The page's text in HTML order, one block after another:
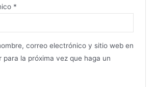
*
correo electrónico y sitio web en
para la próxima vez que haga un